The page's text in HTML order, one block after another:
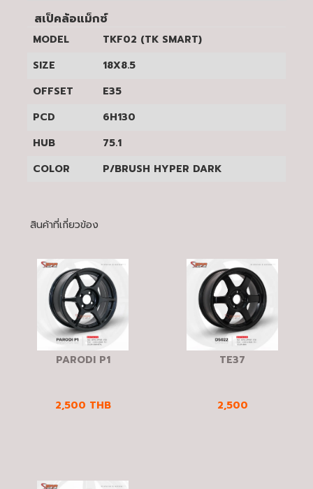
สเป็คล้อแม็กซ์
MODEL
TKF02 (TK SMART)
SIZE
18X8.5
OFFSET
E35
PCD
6H130
HUB
75.1
COLOR
P/BRUSH HYPER DARK
สินค้าที่เกี่ยวข้อง
PARODI P1
2,500 THB
TE37
2,500